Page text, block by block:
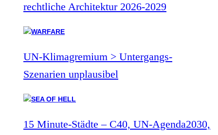
rechtliche Architektur 2026-2029
UN-Klimagremium > Untergangs-
Szenarien unplausibel
15 Minute-Städte – C40, UN-Agenda2030,